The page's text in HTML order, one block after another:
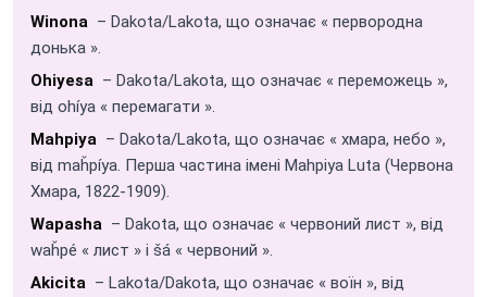
Winona – Dakota/Lakota, що означає « первородна
донька ».
Ohiyesa – Dakota/Lakota, що означає « переможець »,
від ohíya « перемагати ».
Mahpiya – Dakota/Lakota, що означає « хмара, небо »,
від maȟpíya. Перша частина імені Mahpiya Luta (Червона
Хмара, 1822-1909).
Wapasha – Dakota, що означає « червоний лист », від
waȟpé « лист » і šá « червоний ».
Akicita – Lakota/Dakota, що означає « воїн », від